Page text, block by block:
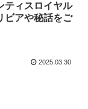
ティスロイヤル
ビアや秘話をご
2025.03.30